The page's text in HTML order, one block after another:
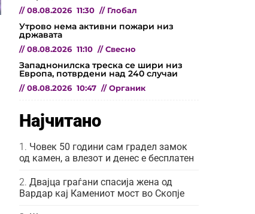
// 08.08.2026 11:30 // Глобал
Утрово нема активни пожари низ
државата
// 08.08.2026 11:10 // Свесно
Западнонилска треска се шири низ
Европа, потврдени над 240 случаи
// 08.08.2026 10:47 // Органик
Најчитано
Човек 50 години сам градел замок
од камен, а влезот и денес е бесплатен
Двајца граѓани спасија жена од
Вардар кај Камениот мост во Скопје